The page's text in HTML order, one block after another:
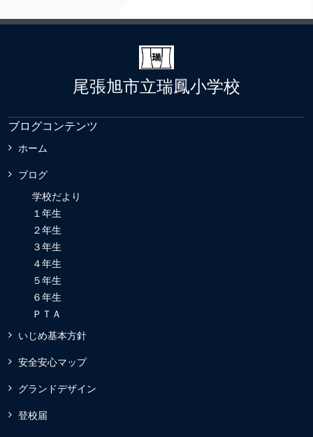
尾張旭市立瑞鳳小学校
ブログコンテンツ
ホーム
ブログ
学校だより
１年生
２年生
３年生
４年生
５年生
６年生
ＰＴＡ
いじめ基本方針
安全安心マップ
グランドデザイン
登校届